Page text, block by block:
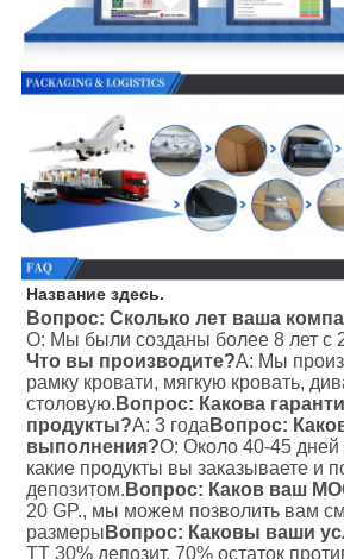
Название здесь.
Вопрос: Сколько лет ваша
О: Мы были созданы более 8 лет с
Что вы производите?A: Мы
рамку кровати, мягкую кровать,
столовую. Вопрос: Какова
продукты?A: 3 года Вопрос:
выполнения?О: Около 40-45 дней
какие продукты вы заказываете и
депозитом. Вопрос: Каков ваш
20 GP., мы можем позволить вам
размеры Вопрос: Каковы ваши
TT 30% депозит, 70% остаток